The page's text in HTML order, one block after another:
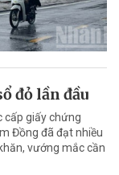
đỏ lần đầu
cấp giấy chứng
Đồng đã đạt nhiều
vướng mắc cần